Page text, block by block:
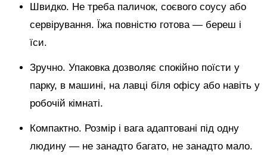
Швидко. Не треба паличок, соєвого соусу або
сервірування. Їжа повністю готова — береш і
їси.
Зручно. Упаковка дозволяє спокійно поїсти у
парку, в машині, на лавці біля офісу або навіть у
робочій кімнаті.
Компактно. Розмір і вага адаптовані під одну
людину — не занадто багато, не занадто мало.